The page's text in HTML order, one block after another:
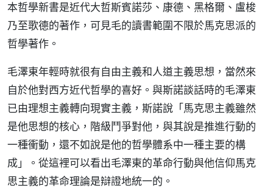
本哲學新書是近代大哲斯賓諾莎、康德、黑格爾、盧梭
乃至歌德的著作，可見毛的讀書範圍不限於馬克思派的
哲學著作。
毛澤東年輕時就很有自由主義和人道主義思想，當然來
自於他對西方近代哲學的喜好。與斯諾談話時的毛澤東
已由理想主義轉向現實主義，斯諾說「馬克思主義雖然
是他思想的核心，階級鬥爭對他，與其說是推進行動的
一種衝動，還不如說是他的哲學體系中一種主要的構
成」。從這裡可以看出毛澤東的革命行動與他信仰馬克
思主義的革命理論是辯證地統一的。